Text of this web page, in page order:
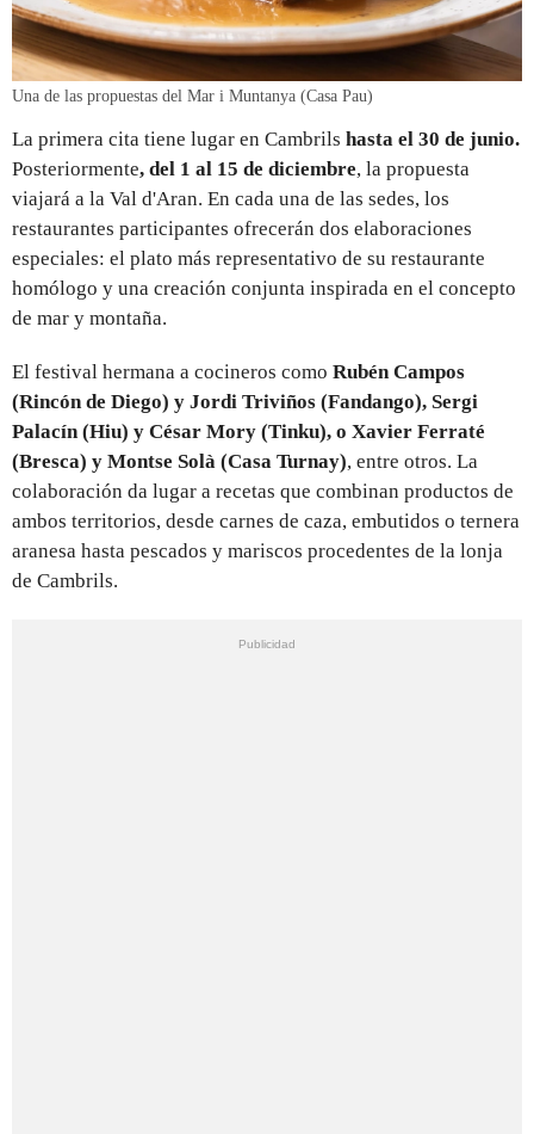
Una de las propuestas del Mar i Muntanya (Casa Pau)
La primera cita tiene lugar en Cambrils hasta el 30 de junio.
Posteriormente, del 1 al 15 de diciembre, la propuesta
viajará a la Val d'Aran. En cada una de las sedes, los
restaurantes participantes ofrecerán dos elaboraciones
especiales: el plato más representativo de su restaurante
homólogo y una creación conjunta inspirada en el concepto
de mar y montaña.
El festival hermana a cocineros como Rubén Campos
(Rincón de Diego) y Jordi Triviños (Fandango), Sergi
Palacín (Hiu) y César Mory (Tinku), o Xavier Ferraté
(Bresca) y Montse Solà (Casa Turnay), entre otros. La
colaboración da lugar a recetas que combinan productos de
ambos territorios, desde carnes de caza, embutidos o ternera
aranesa hasta pescados y mariscos procedentes de la lonja
de Cambrils.